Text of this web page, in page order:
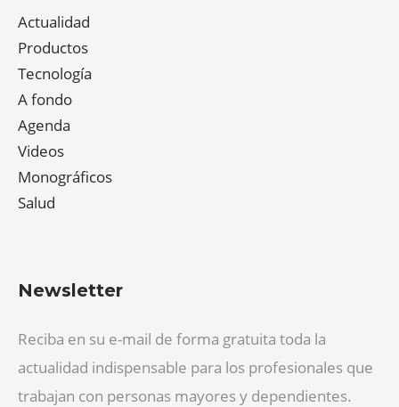
Actualidad
Productos
Tecnología
A fondo
Agenda
Videos
Monográficos
Salud
Newsletter
Reciba en su e-mail de forma gratuita toda la
actualidad indispensable para los profesionales que
trabajan con personas mayores y dependientes.